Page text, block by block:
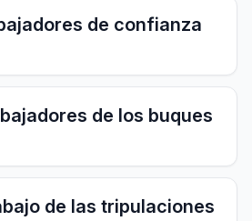
de confianza
de los buques
de las tripulaciones